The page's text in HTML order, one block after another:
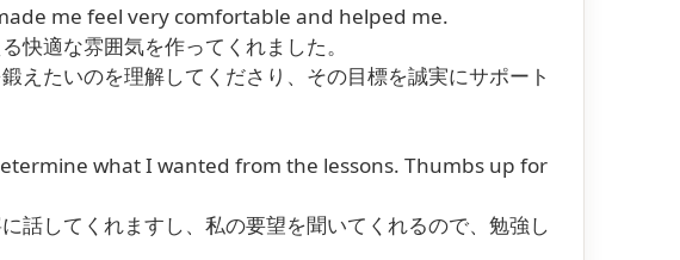
me feel very comfortable and helped me.
快適な雰囲気を作ってくれました。
えたいのを理解してくださり、その目標を誠実にサポート
what I wanted from the lessons. Thumbs up for
話してくれますし、私の要望を聞いてくれるので、勉強し